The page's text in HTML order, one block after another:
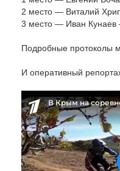
2 место — Виталий
3 место — Иван
Подробные протоколы
И оперативный